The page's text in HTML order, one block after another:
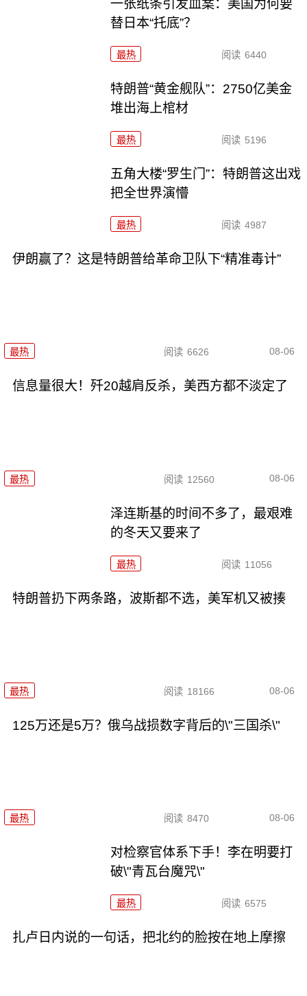
一张纸条引发血案：美国为何要
替日本“托底”？
最热 阅读 6440
特朗普“黄金舰队”：2750亿美金
堆出海上棺材
最热 阅读 5196
五角大楼“罗生门”：特朗普这出戏
把全世界演懵
最热 阅读 4987
伊朗赢了？这是特朗普给革命卫队下“精准毒计”
最热 阅读 6626 08-06
信息量很大！歼20越肩反杀，美西方都不淡定了
最热 阅读 12560 08-06
泽连斯基的时间不多了，最艰难
的冬天又要来了
最热 阅读 11056
特朗普扔下两条路，波斯都不选，美军机又被揍
最热 阅读 18166 08-06
125万还是5万？俄乌战损数字背后的\"三国杀\"
最热 阅读 8470 08-06
对检察官体系下手！李在明要打
破\"青瓦台魔咒\"
最热 阅读 6575
扎卢日内说的一句话，把北约的脸按在地上摩擦